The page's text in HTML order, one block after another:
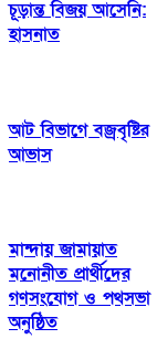
চূড়ান্ত বিজয় আসেনি:
হাসনাত
আট বিভাগে বজ্রবৃষ্টির
আভাস
মান্দায় জামায়াত
মনোনীত প্রার্থীদের
গণসংযোগ ও পথসভা
অনুষ্ঠিত